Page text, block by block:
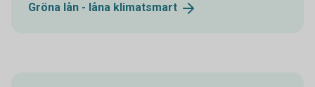
Gröna lån - låna klimatsmart